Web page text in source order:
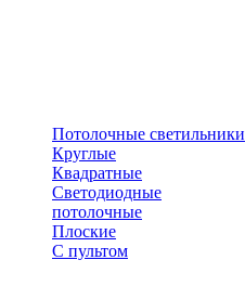
Потолочные светильники
Круглые
Квадратные
Светодиодные
потолочные
Плоские
С пультом